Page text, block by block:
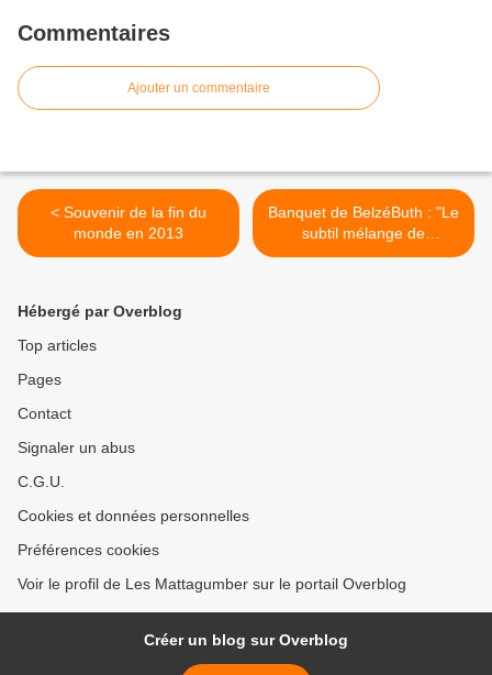
Commentaires
Ajouter un commentaire
< Souvenir de la fin du
monde en 2013
Banquet de BelzéButh : "Le
subtil mélange de
l'existentiel et du bouffon"
Hébergé par Overblog
Top articles
Pages
Contact
Signaler un abus
C.G.U.
Cookies et données personnelles
Préférences cookies
Voir le profil de Les Mattagumber sur le portail Overblog
Créer un blog sur Overblog